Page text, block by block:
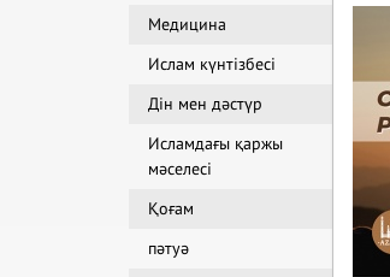
Медицина
Ислам күнтізбесі
Дін мен дәстүр
Исламдағы қаржы
мәселесі
Қоғам
пәтуә